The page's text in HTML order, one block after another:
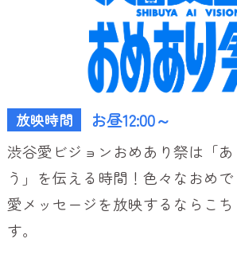
放映時間 お昼12:00～
渋谷愛ビジョンおめあり祭は「
う」を伝える時間！色々なおめ
愛メッセージを放映するならこ
す。